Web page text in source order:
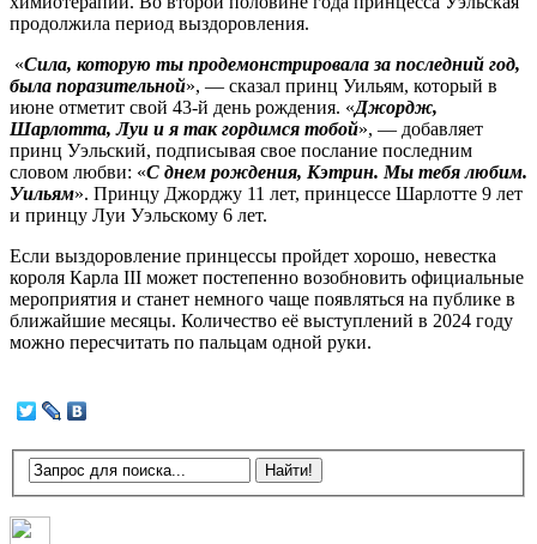
продолжила период выздоровления.
«Сила, которую ты продемонстрировала за последний год,
была поразительной», — сказал принц Уильям, который в
июне отметит свой 43-й день рождения. «Джордж,
Шарлотта, Луи и я так гордимся тобой», — добавляет
принц Уэльский, подписывая свое послание последним
словом любви: «С днем рождения, Кэтрин. Мы тебя любим.
Уильям». Принцу Джорджу 11 лет, принцессе Шарлотте 9 лет
и принцу Луи Уэльскому 6 лет.
Если выздоровление принцессы пройдет хорошо, невестка
короля Карла III может постепенно возобновить официальные
мероприятия и станет немного чаще появляться на публике в
ближайшие месяцы. Количество её выступлений в 2024 году
можно пересчитать по пальцам одной руки.